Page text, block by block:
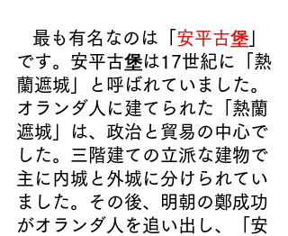
  最も有名なのは「
安平古堡
です。安平古堡は17世紀 に「熱
蘭遮城」と呼ばれていました。
オランダ人に建てられた「熱蘭
遮城」は、政治と貿易の中心で
した。三階建ての立派な建物で
主に内城と外城に分けられてい
ました。その後、明朝の鄭成功
がオランダ人を追い出し、
「安